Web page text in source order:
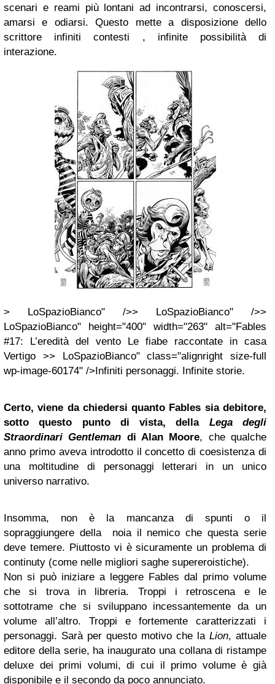
scenari e reami più lontani ad incontrarsi, conoscersi,
amarsi e odiarsi. Questo mette a disposizione dello
scrittore infiniti contesti , infinite possibilità di
interazione.
> LoSpazioBianco" />> LoSpazioBianco" />>
LoSpazioBianco" height="400" width="263" alt="Fables
#17: L’eredità del vento Le fiabe raccontate in casa
Vertigo >> LoSpazioBianco" class="alignright size-full
wp-image-60174" />Infiniti personaggi. Infinite storie.
Certo, viene da chiedersi quanto Fables sia debitore,
sotto questo punto di vista, della Lega degli
Straordinari Gentleman di Alan Moore, che qualche
anno primo aveva introdotto il concetto di coesistenza di
una moltitudine di personaggi letterari in un unico
universo narrativo.
Insomma, non è la mancanza di spunti o il
sopraggiungere della noia il nemico che questa serie
deve temere. Piuttosto vi è sicuramente un problema di
continuty (come nelle migliori saghe supereroistiche).
Non si può iniziare a leggere Fables dal primo volume
che si trova in libreria. Troppi i retroscena e le
sottotrame che si sviluppano incessantemente da un
volume all’altro. Troppi e fortemente caratterizzati i
personaggi. Sarà per questo motivo che la Lion, attuale
editore della serie, ha inaugurato una collana di ristampe
deluxe dei primi volumi, di cui il primo volume è già
disponibile e il secondo da poco annunciato.